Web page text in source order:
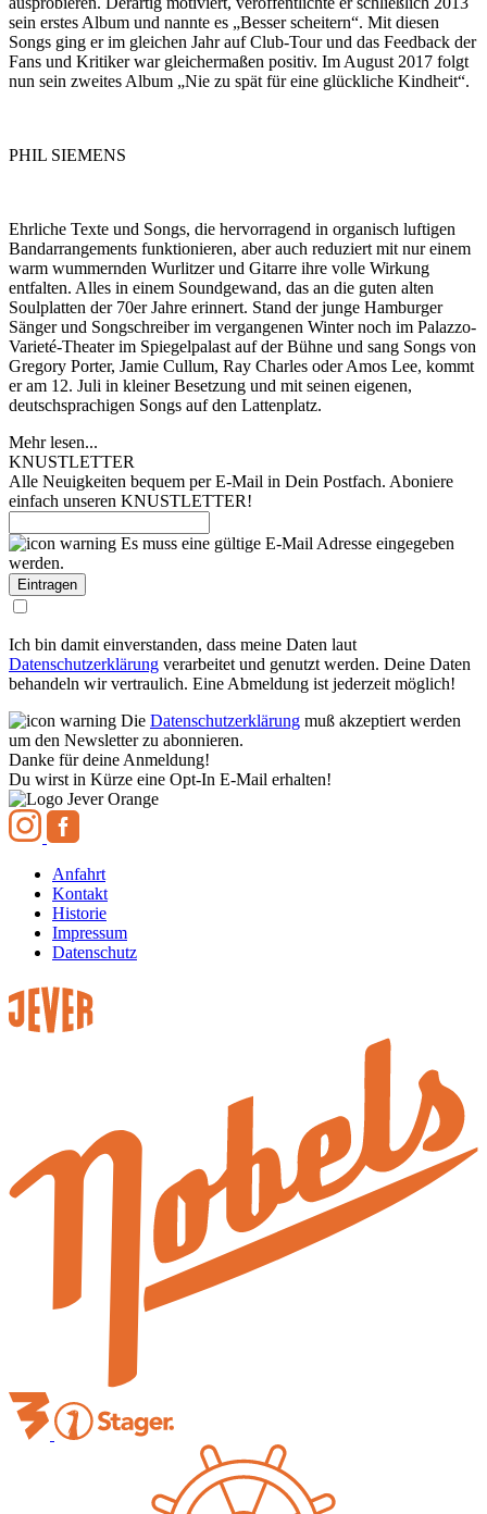
sein erstes Album und nannte es „Besser scheitern“. Mit diesen
Songs ging er im gleichen Jahr auf Club-Tour und das Feedback der
Fans und Kritiker war gleichermaßen positiv. Im August 2017 folgt
nun sein zweites Album „Nie zu spät für eine glückliche Kindheit“.
PHIL SIEMENS
Ehrliche Texte und Songs, die hervorragend in organisch luftigen
Bandarrangements funktionieren, aber auch reduziert mit nur einem
warm wummernden Wurlitzer und Gitarre ihre volle Wirkung
entfalten. Alles in einem Soundgewand, das an die guten alten
Soulplatten der 70er Jahre erinnert. Stand der junge Hamburger
Sänger und Songschreiber im vergangenen Winter noch im Palazzo-
Varieté-Theater im Spiegelpalast auf der Bühne und sang Songs von
Gregory Porter, Jamie Cullum, Ray Charles oder Amos Lee, kommt
er am 12. Juli in kleiner Besetzung und mit seinen eigenen,
deutschsprachigen Songs auf den Lattenplatz.
Mehr lesen...
KNUSTLETTER
Alle Neuigkeiten bequem per E-Mail in Dein Postfach. Aboniere
einfach unseren KNUSTLETTER!
Es muss eine gültige E-Mail Adresse eingegeben
werden.
Ich bin damit einverstanden, dass meine Daten laut
Datenschutzerklärung verarbeitet und genutzt werden. Deine Daten
behandeln wir vertraulich. Eine Abmeldung ist jederzeit möglich!
Die Datenschutzerklärung muß akzeptiert werden
um den Newsletter zu abonnieren.
Danke für deine Anmeldung!
Du wirst in Kürze eine Opt-In E-Mail erhalten!
Anfahrt
Kontakt
Historie
Impressum
Datenschutz